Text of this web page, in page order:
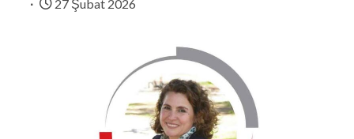
27 Şubat 2026